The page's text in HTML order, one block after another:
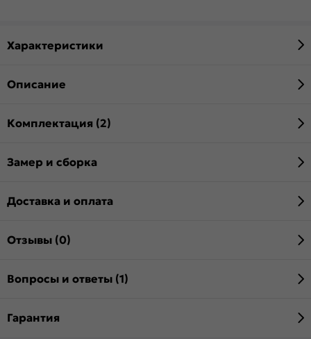
Характеристики
Описание
Комплектация (2)
Замер и сборка
Доставка и оплата
Отзывы (0)
Вопросы и ответы (1)
Гарантия